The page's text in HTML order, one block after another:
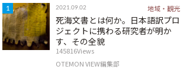
1 2021.09.02 地域・観光
死海文書とは何か。日本語訳プロ
ジェクトに携わる研究者が明か
す、その全貌
145816Views
OTEMON VIEW編集部